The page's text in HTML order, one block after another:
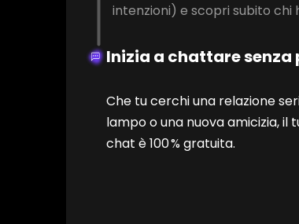
intenzioni) e scopri subito chi
Inizia a chattare senza
Che tu cerchi una relazione
lampo o una nuova amicizia,
chat è 100 % gratuita.